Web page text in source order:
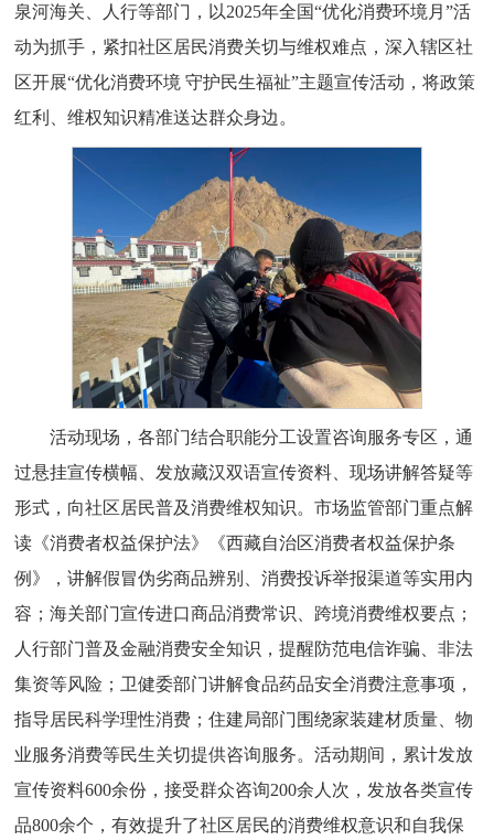
泉河海关、人行等部门，以2025年全国“优化消费环境月”活
动为抓手，紧扣社区居民消费关切与维权难点，深入辖区社
区开展“优化消费环境 守护民生福祉”主题宣传活动，将政策
红利、维权知识精准送达群众身边。
活动现场，各部门结合职能分工设置咨询服务专区，通
过悬挂宣传横幅、发放藏汉双语宣传资料、现场讲解答疑等
形式，向社区居民普及消费维权知识。市场监管部门重点解
读《消费者权益保护法》《西藏自治区消费者权益保护条
例》，讲解假冒伪劣商品辨别、消费投诉举报渠道等实用内
容；海关部门宣传进口商品消费常识、跨境消费维权要点；
人行部门普及金融消费安全知识，提醒防范电信诈骗、非法
集资等风险；卫健委部门讲解食品药品安全消费注意事项，
指导居民科学理性消费；住建局部门围绕家装建材质量、物
业服务消费等民生关切提供咨询服务。活动期间，累计发放
宣传资料600余份，接受群众咨询200余人次，发放各类宣传
品800余个，有效提升了社区居民的消费维权意识和自我保